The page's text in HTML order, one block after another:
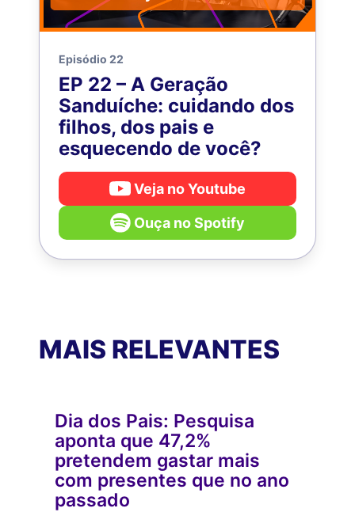
Episódio 22
EP 22 – A Geração
Sanduíche: cuidando dos
filhos, dos pais e
esquecendo de você?
Veja no Youtube
Ouça no Spotify
MAIS RELEVANTES
Dia dos Pais: Pesquisa
aponta que 47,2%
pretendem gastar mais
com presentes que no ano
passado